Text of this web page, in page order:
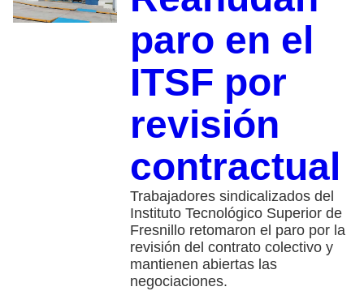
paro en el
ITSF por
revisión
contractual
Trabajadores sindicalizados del
Instituto Tecnológico Superior de
Fresnillo retomaron el paro por la
revisión del contrato colectivo y
mantienen abiertas las
negociaciones.